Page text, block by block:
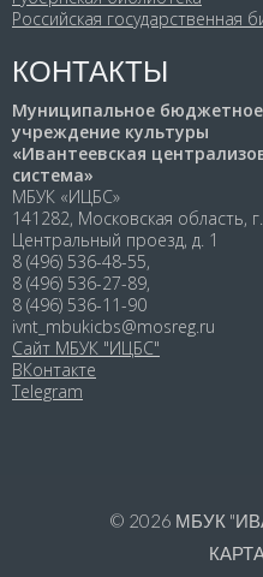
Российская государственная
КОНТАКТЫ
Муниципальное бюджетное
учреждение культуры
«Ивантеевская
система»
МБУК «ИЦБС»
141282, Московская область,
Центральный проезд, д. 1
8 (496) 536-48-55,
8 (496) 536-27-89,
8 (496) 536-11-90
ivnt_mbukicbs@mosreg.ru
Сайт МБУК "ИЦБС"
ВКонтакте
Telegram
© 2026 МБУК